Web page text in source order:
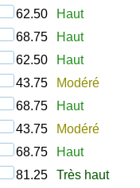
62.50
Haut
68.75
Haut
62.50
Haut
43.75
Modéré
68.75
Haut
43.75
Modéré
68.75
Haut
81.25 Très haut